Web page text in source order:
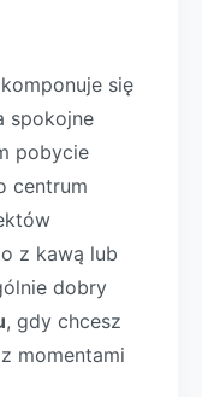
się
spokojne
pobycie
centrum
z kawą lub
dobry
, gdy chcesz
momentami